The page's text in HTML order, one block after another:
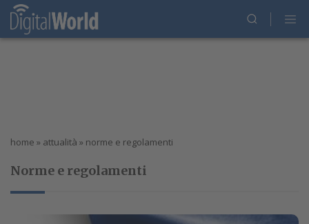
home » attualità » norme e regolamenti
Norme e regolamenti